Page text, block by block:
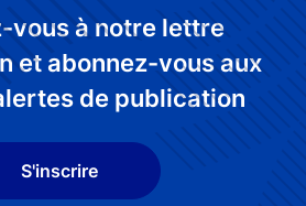
vous à notre lettre
et abonnez-vous aux
de publication
S'inscrire